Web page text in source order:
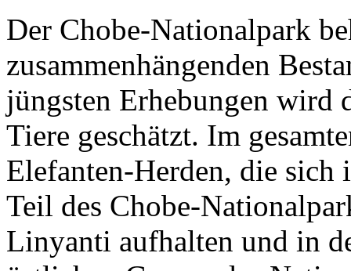
Der Chobe-Nationalpark
zusammenhängenden
jüngsten Erhebungen wird
Tiere geschätzt. Im
Elefanten-Herden, die
Teil des Chobe-
Linyanti aufhalten und in